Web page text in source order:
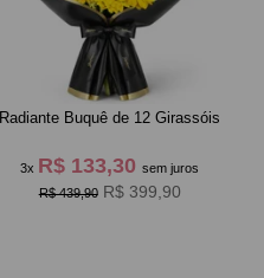
Radiante Buquê de 12 Girassóis
3x R$ 133,30sem juros
R$ 439,90 R$ 399,90